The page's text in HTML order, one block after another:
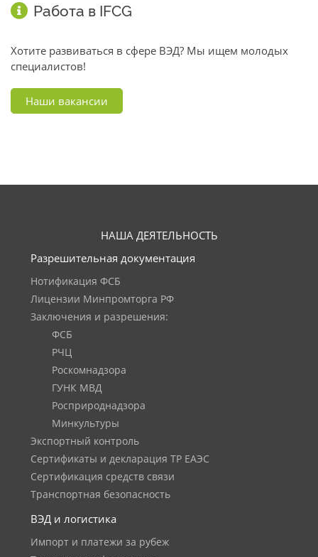
Работа в IFCG
Хотите развиваться в сфере ВЭД? Мы ищем молодых
специалистов!
Наши вакансии
НАША ДЕЯТЕЛЬНОСТЬ
Разрешительная документация
Нотификация ФСБ
Лицензии Минпромторга РФ
Заключения и разрешения:
ФСБ
РЧЦ
Роскомнадзора
ГУНК МВД
Росприроднадзора
Минкультуры
Экспортный контроль
Сертификаты и декларация ТР ЕАЭС
Сертификация средств связи
Транспортная безопасность
ВЭД и логистика
Импорт и платежи за рубеж